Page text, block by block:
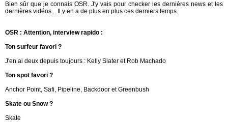
Bien sûr que je connais OSR. J'y vais pour checker les dernières news et les
dernières vidéos... Il y en a de plus en plus ces derniers temps.
OSR : Attention, interview rapido :
Ton surfeur favori ?
J'en ai deux depuis toujours : Kelly Slater et Rob Machado
Ton spot favori ?
Anchor Point, Safi, Pipeline, Backdoor et Greenbush
Skate ou Snow ?
Skate